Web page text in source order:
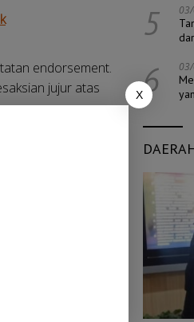
endorsement.
jujur atas
lalu
tulis
potret perjalanan
kompas kecil
5
6
X